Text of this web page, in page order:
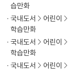
습만화
국내도서
어린이
학습만화
국내도서
어린이
학습만화
국내도서
어린이